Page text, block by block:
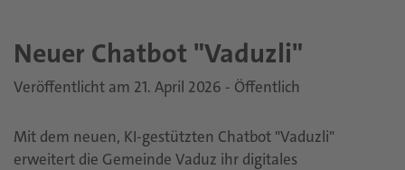
Neuer Chat­bot "Va­duz­li"
Veröffentlicht am 21. April 2026 - Öffentlich
Mit dem neuen, KI-gestützten Chatbot "Vaduzli"
erweitert die Gemeinde Vaduz ihr digitales